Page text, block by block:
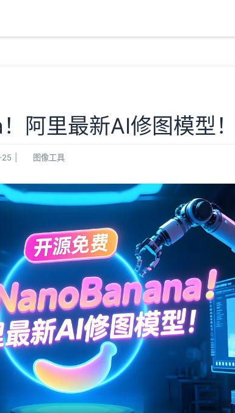
阿里最新AI修图模型！
图像工具